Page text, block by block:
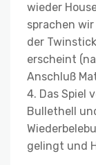
wieder
sprachen
der
erscheint
Anschluß
4. Das Spiel
Bullethell
gelingt und